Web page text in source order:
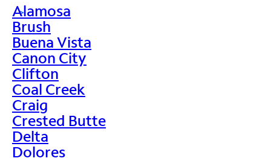
>
Alamosa
Brush
Buena Vista
Canon City
Clifton
Coal Creek
Craig
Crested Butte
Delta
Dolores